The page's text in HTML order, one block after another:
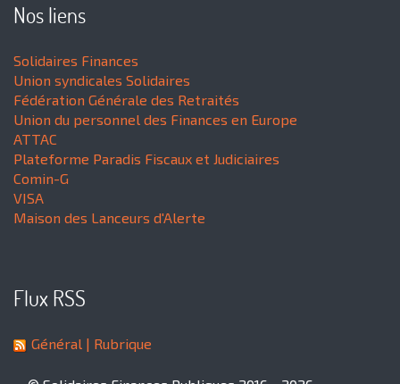
Nos liens
Solidaires Finances
Union syndicales Solidaires
Fédération Générale des Retraités
Union du personnel des Finances en Europe
ATTAC
Plateforme Paradis Fiscaux et Judiciaires
Comin-G
VISA
Maison des Lanceurs d'Alerte
Flux RSS
Général | Rubrique